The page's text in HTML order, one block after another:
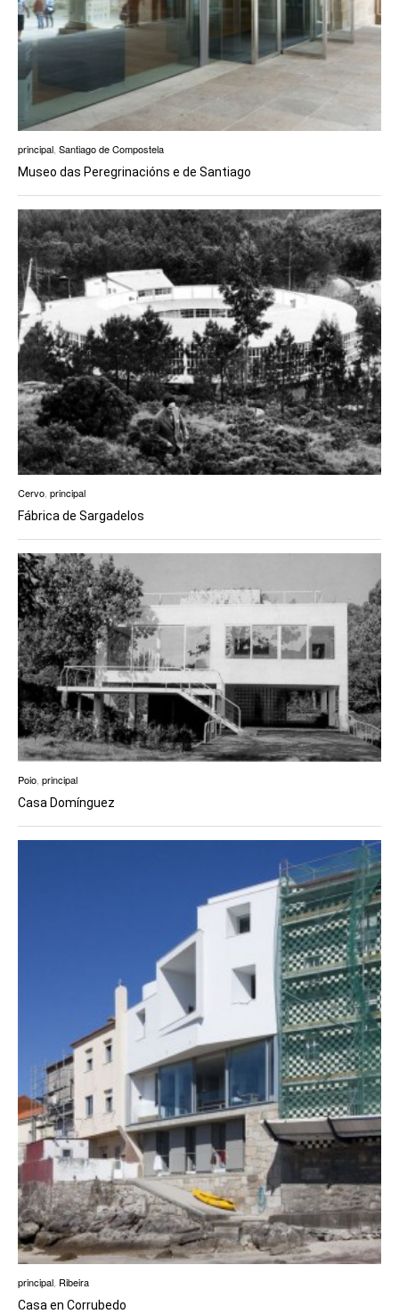
principal, Santiago de Compostela
Museo das Peregrinacións e de Santiago
Cervo principal
Fábrica de Sargadelos
Poio principal
Casa Domínguez
principal, Ribeira
Casa en Corrubedo